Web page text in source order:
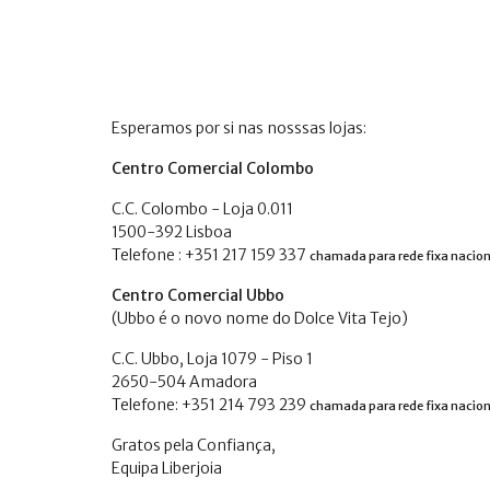
Esperamos por si nas nosssas lojas:
Centro Comercial Colombo
C.C. Colombo - Loja 0.011
1500-392 Lisboa
Telefone : +351 217 159 337 chamada para rede fixa
Centro Comercial Ubbo
(Ubbo é o novo nome do Dolce Vita Tejo)
C.C. Ubbo, Loja 1079 - Piso 1
2650-504 Amadora
Telefone: +351 214 793 239 chamada para rede fixa
Gratos pela Confiança,
Equipa Liberjoia